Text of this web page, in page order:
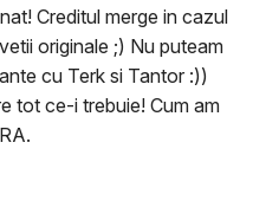
Creditul merge in cazul
originale ;) Nu puteam
cu Terk si Tantor :))
tot ce-i trebuie! Cum am